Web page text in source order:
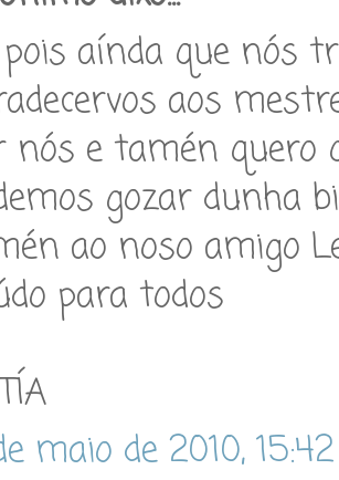
aínda que nós
aos
nós e tamén quero
gozar dunha
ao noso amigo
para todos
maio de 2010, 15:42